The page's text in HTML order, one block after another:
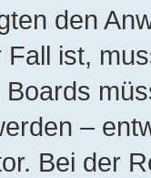
den
ist,
–
Bei der